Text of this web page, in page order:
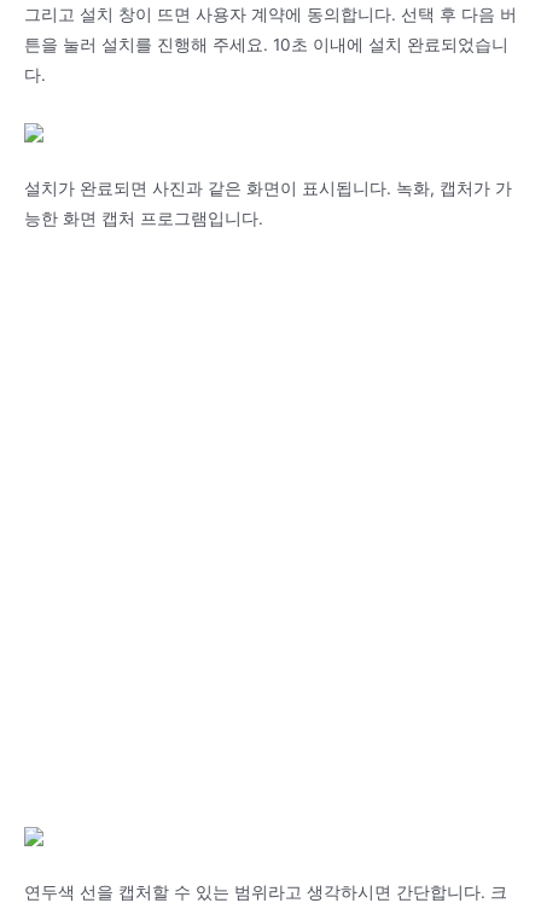
그리고 설치 창이 뜨면 사용자 계약에 동의합니다. 선택 후 다음 버
튼을 눌러 설치를 진행해 주세요. 10초 이내에 설치 완료되었습니
다.
설치가 완료되면 사진과 같은 화면이 표시됩니다. 녹화, 캡처가 가
능한 화면 캡처 프로그램입니다.
연두색 선을 캡처할 수 있는 범위라고 생각하시면 간단합니다. 크